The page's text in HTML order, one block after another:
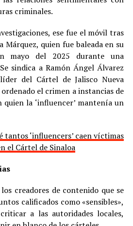
criminales.
ese fue el móvil tras
Márquez, quien fue baleada en su
mayo del 2025 durante una
sindica a Ramón Ángel Álvarez
líder del Cártel de Jalisco Nueva
el crimen a instancias de
quien la ‘influencer’ mantenía un
tantos ‘influencers’ caen víctimas
el Cártel de Sinaloa
creadores de contenido que se
calificados como «sensibles»,
a las autoridades locales,